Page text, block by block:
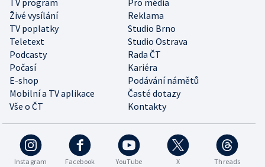
TV program
Pro média
Živé vysílání
Reklama
TV poplatky
Studio Brno
Teletext
Studio Ostrava
Podcasty
Rada ČT
Počasí
Kariéra
E-shop
Podávání námětů
Mobilní a TV aplikace
Časté dotazy
Vše o ČT
Kontakty
Instagram Facebook YouTube X Threads